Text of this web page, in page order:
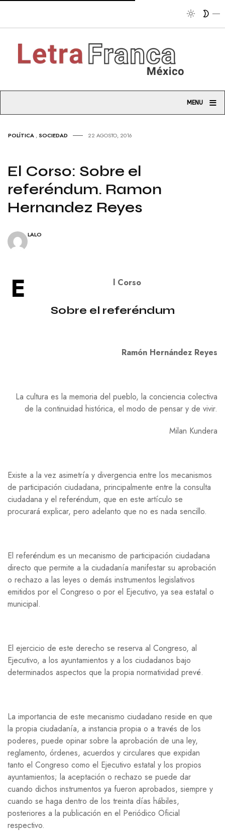
MENU ≡
POLÍTICA , SOCIEDAD 22 AGOSTO, 2016
El Corso: Sobre el
referéndum. Ramon
Hernandez Reyes
LALO
E l Corso
Sobre el referéndum
Ramón Hernández Reyes
La cultura es la memoria del pueblo, la conciencia colectiva
de la continuidad histórica, el modo de pensar y de vivir.
Milan Kundera
Existe a la vez asimetría y divergencia entre los mecanismos
de participación ciudadana, principalmente entre la consulta
ciudadana y el referéndum, que en este artículo se
procurará explicar, pero adelanto que no es nada sencillo.
El referéndum es un mecanismo de participación ciudadana
directo que permite a la ciudadanía manifestar su aprobación
o rechazo a las leyes o demás instrumentos legislativos
emitidos por el Congreso o por el Ejecutivo, ya sea estatal o
municipal.
El ejercicio de este derecho se reserva al Congreso, al
Ejecutivo, a los ayuntamientos y a los ciudadanos bajo
determinados aspectos que la propia normatividad prevé.
La importancia de este mecanismo ciudadano reside en que
la propia ciudadanía, a instancia propia o a través de los
poderes, puede opinar sobre la aprobación de una ley,
reglamento, órdenes, acuerdos y circulares que expidan
tanto el Congreso como el Ejecutivo estatal y los propios
ayuntamientos; la aceptación o rechazo se puede dar
cuando dichos instrumentos ya fueron aprobados, siempre y
cuando se haga dentro de los treinta días hábiles,
posteriores a la publicación en el Periódico Oficial
respectivo.